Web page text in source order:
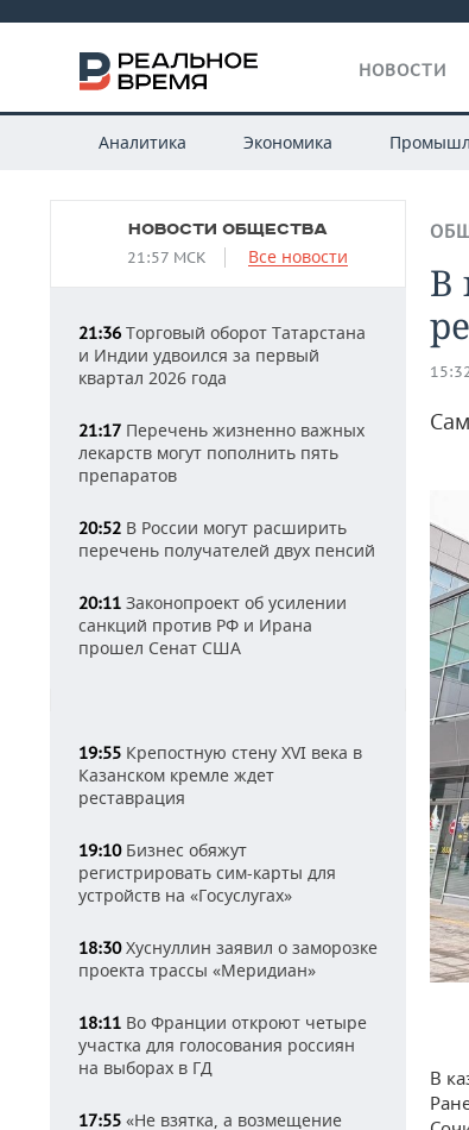
НОВОСТИ
Аналитика Экономика
НОВОСТИ ОБЩЕСТВА
21:57 МСК Все новости
21:36 Торговый оборот Татарстана
и Индии удвоился за первый
квартал 2026 года
21:17 Перечень жизненно важных
лекарств могут пополнить пять
препаратов
20:52 В России могут расширить
перечень получателей двух пенсий
20:11 Законопроект об усилении
санкций против РФ и Ирана
прошел Сенат США
19:55 Крепостную стену XVI века в
Казанском кремле ждет
реставрация
19:10Бизнес обяжут
регистрировать сим-карты для
устройств на «Госуслугах»
18:30Хуснуллин заявил о заморозке
проекта трассы «Меридиан»
18:11 Во Франции откроют четыре
участка для голосования россиян
на выборах в ГД
17:55 «Не взятка, а возмещение
В
В